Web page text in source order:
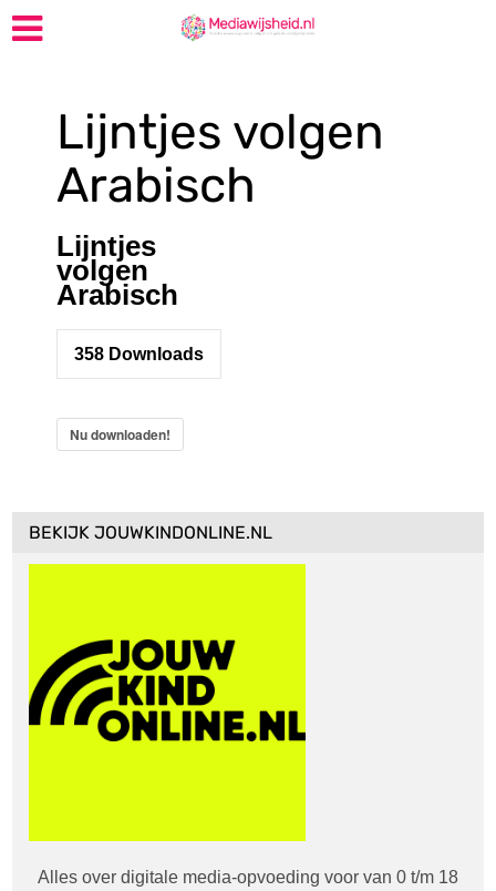
Lijntjes volgen
Arabisch
Lijntjes
volgen
Arabisch
358 Downloads
Nu downloaden!
BEKIJK JOUWKINDONLINE.NL
Alles over digitale media-opvoeding voor van 0 t/m 18